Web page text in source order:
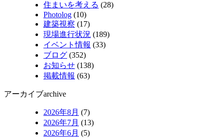
住まいを考える (28)
Photolog (10)
建築視察 (17)
現場進行状況 (189)
イベント情報 (33)
ブログ (352)
お知らせ (138)
掲載情報 (63)
アーカイブarchive
2026年8月 (7)
2026年7月 (13)
2026年6月 (5)